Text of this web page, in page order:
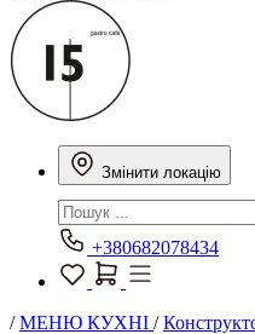
Змінити локацію
+380682078434
/МЕНЮ КУХНІ /